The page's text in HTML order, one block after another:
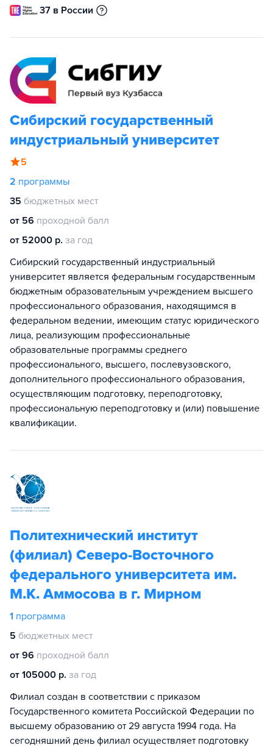
37 в России
Сибирский государственный
индустриальный университет
5
2 программы
35 бюджетных мест
от 56 проходной балл
от 52000 р. за год
Сибирский государственный индустриальный
университет является федеральным государственным
бюджетным образовательным учреждением высшего
профессионального образования, находящимся в
федеральном ведении, имеющим статус юридического
лица, реализующим профессиональные
образовательные программы среднего
профессионального, высшего, послевузовского,
дополнительного профессионального образования,
осуществляющим подготовку, переподготовку,
профессиональную переподготовку и (или) повышение
квалификации.
Политехнический институт
(филиал) Северо-Восточного
федерального университета им.
М.К. Аммосова в г. Мирном
1 программа
5 бюджетных мест
от 96 проходной балл
от 105000 р. за год
Филиал создан в соответствии с приказом
Государственного комитета Российской Федерации по
высшему образованию от 29 августа 1994 года. На
сегодняшний день филиал осуществляет подготовку